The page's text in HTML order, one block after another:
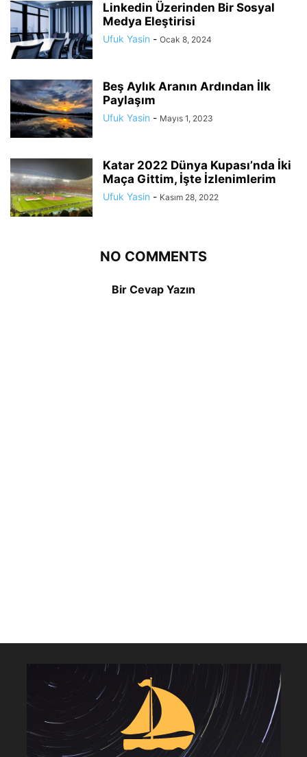
Linkedin Üzerinden Bir Sosyal
Medya Eleştirisi
Ufuk Yasin - Ocak 8, 2024
Beş Aylık Aranın Ardından İlk
Paylaşım
Ufuk Yasin - Mayıs 1, 2023
Katar 2022 Dünya Kupası’nda İki
Maça Gittim, İşte İzlenimlerim
Ufuk Yasin - Kasım 28, 2022
NO COMMENTS
Bir Cevap Yazın